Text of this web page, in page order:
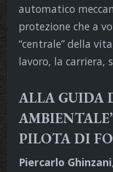
automatico
protezione che a
“centrale” della
lavoro, la carriera,
ALLA GUIDA
PILOTA DI
Piercarlo